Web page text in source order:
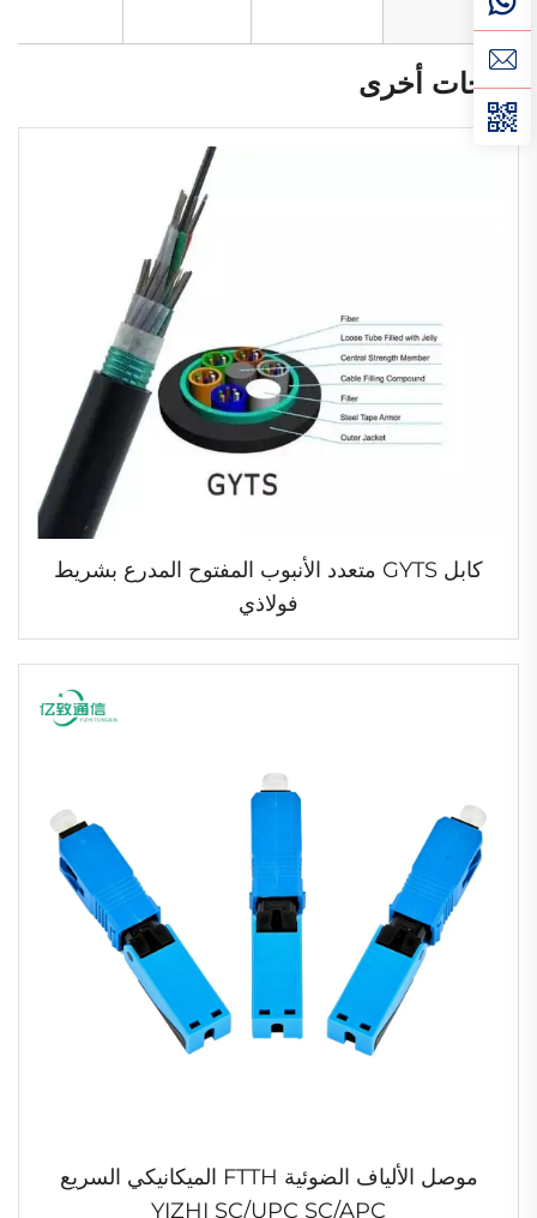
منتجات أخرى
كابل GYTS متعدد الأنبوب المفتوح المدرع بشريط
فولاذي
موصل الألياف الضوئية FTTH الميكانيكي السريع
YIZHI SC/UPC SC/APC